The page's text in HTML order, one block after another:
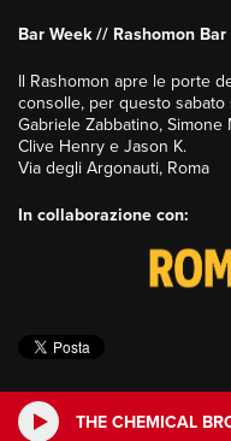
THE CHEMICAL
Bar Week // Rashomon Bar
Il Rashomon apre le porte
consolle, per questo sabato
Gabriele Zabbatino,
Clive Henry e Jason K.
Via degli Argonauti, Roma
In collaborazione con: